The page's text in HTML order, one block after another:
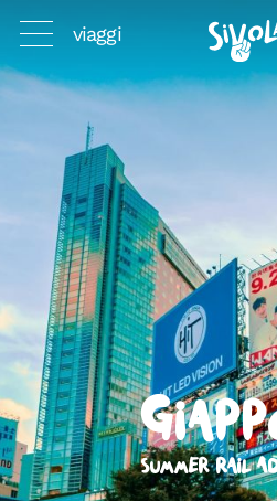
viaggi
Summer Rail